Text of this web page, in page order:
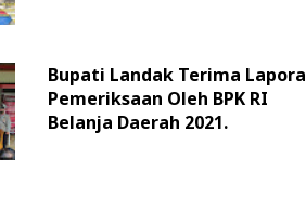
Bupati Landak Terima
Pemeriksaan Oleh BPK RI
Belanja Daerah 2021.